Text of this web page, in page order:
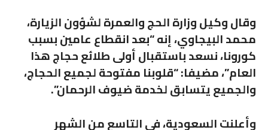
وقال وكيل وزارة الحج والعمرة لشؤون الزيارة،
محمد البيجاوي، إنه “بعد انقطاع عامين بسبب
كورونا، نسعد باستقبال أولى طلائع حجاج هذا
العام”، مضيفا: “قلوبنا مفتوحة لجميع الحجاج،
والجميع يتسابق لخدمة ضيوف الرحمان”.
وأعلنت السعودية، في التاسع من الشهر